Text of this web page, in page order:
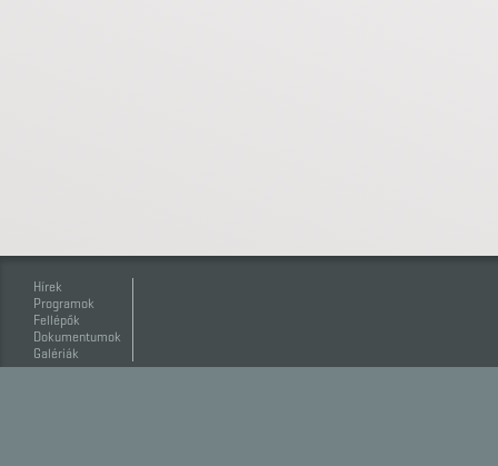
Hírek
Programok
Fellépők
Dokumentumok
Galériák